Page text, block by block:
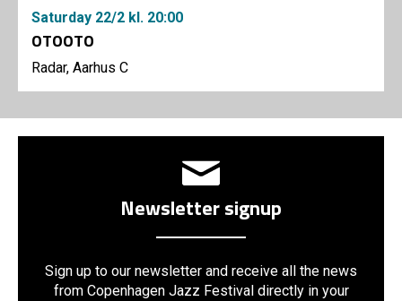
Saturday 22/2 kl. 20:00
OTOOTO
Radar, Aarhus C
Newsletter signup
Sign up to our newsletter and receive all the news
from Copenhagen Jazz Festival directly in your